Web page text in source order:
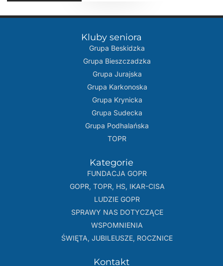
Kluby seniora
Grupa Beskidzka​
Grupa Bieszczadzka
Grupa Jurajska
Grupa Karkonoska
Grupa Krynicka
Grupa Sudecka
Grupa Podhalańska
TOPR
Kategorie
FUNDACJA GOPR
GOPR, TOPR, HS, IKAR-CISA
LUDZIE GOPR
SPRAWY NAS DOTYCZĄCE
WSPOMNIENIA
ŚWIĘTA, JUBILEUSZE, ROCZNICE
Kontakt